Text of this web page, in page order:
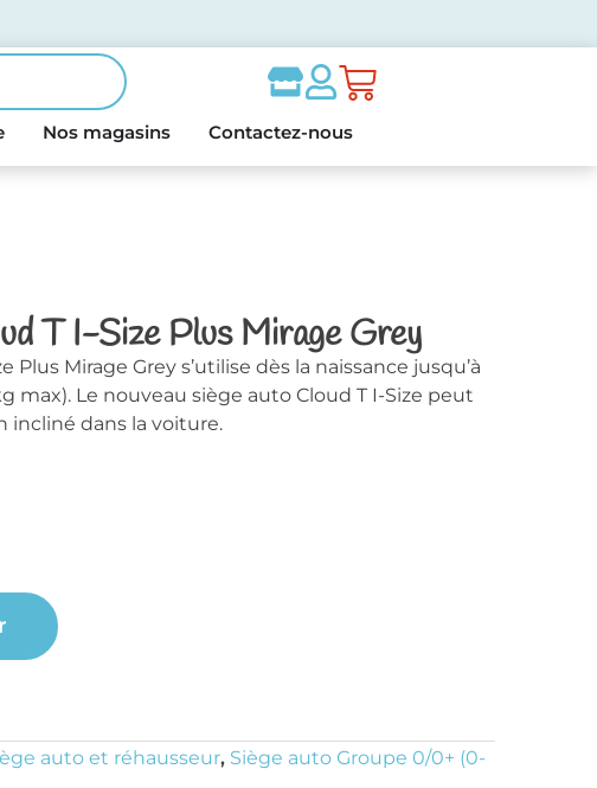
Nos magasins Contactez-nous
T I-Size Plus Mirage Grey
Plus Mirage Grey s’utilise dès la naissance jusqu’à
max). Le nouveau siège auto Cloud T I-Size peut
incliné dans la voiture.
auto et réhausseur, Siège auto Groupe 0/0+ (0-